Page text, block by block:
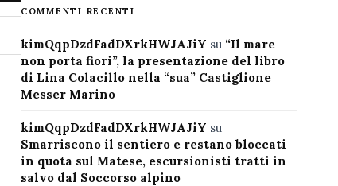
COMMENTI RECENTI
kimQqpDzdFadDXrkHWJAJiY su “Il mare
non porta fiori”, la presentazione del libro
di Lina Colacillo nella “sua” Castiglione
Messer Marino
kimQqpDzdFadDXrkHWJAJiY su
Smarriscono il sentiero e restano bloccati
in quota sul Matese, escursionisti tratti in
salvo dal Soccorso alpino